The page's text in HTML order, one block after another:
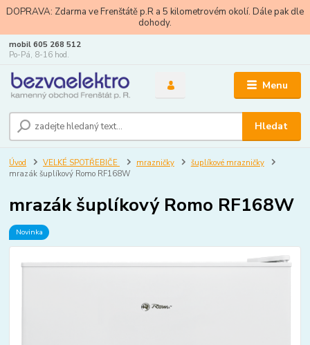
DOPRAVA: Zdarma ve Frenštátě p.R a 5 kilometrovém okolí. Dále pak dle
dohody.
Menu
Hledat
mobil 605 268 512
Po-Pá, 8-16 hod.
Úvod VELKÉ SPOTŘEBIČE mrazničky
šuplíkové mrazničky
mrazák šuplíkový Romo RF168W
mrazák šuplíkový Romo RF168W
Novinka